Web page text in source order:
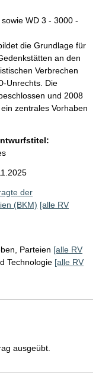
WD 3 - 3000 -
die Grundlage für
an den
Verbrechen
Unrechts. Die
und 2008
zentrales Vorhaben
der
(BKM) [alle RV
Parteien [alle RV
Technologie [alle RV
ausgeübt.